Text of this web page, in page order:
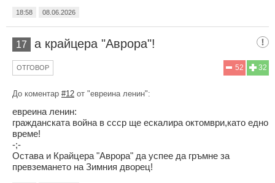
18:58 08.06.2026
17 а крайцера "Аврора"!
32
52
ОТГОВОР
До коментар #12 от "евреина ленин":
евреина ленин:
гражданската война в ссср ще ескалира октомври,като едно
време!
-;-
Остава и Крайцера "Аврора" да успее да гръмне за
превземането на Зимния дворец!